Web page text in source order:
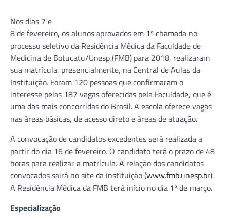
Nos dias 7 e
8 de fevereiro, os alunos aprovados em 1ª chamada no
processo seletivo da Residência Médica da Faculdade de
Medicina de Botucatu/Unesp (FMB) para 2018, realizaram
sua matrícula, presencialmente, na Central de Aulas da
Instituição. Foram 120 pessoas que confirmaram o
interesse pelas 187 vagas oferecidas pela Faculdade, que é
uma das mais concorridas do Brasil. A escola oferece vagas
nas áreas básicas, de acesso direto e áreas de atuação.
A convocação de candidatos excedentes será realizada a
partir do dia 16 de fevereiro. O candidato terá o prazo de 48
horas para realizar a matrícula. A relação dos candidatos
convocados sairá no site da instituição (www.fmb.unesp.br).
A Residência Médica da FMB terá início no dia 1º de março.
Especialização